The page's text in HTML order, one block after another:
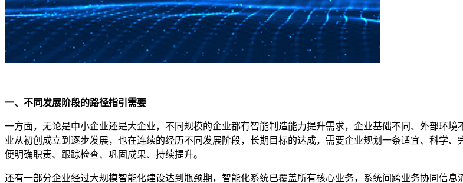
一、 不同发展阶段的路径指引需要
一方面，无论是中小企业还是大企业，不同规模的企业都有智能制造能力提升需求，企业基础不同、外部环
业从初创成立到逐步发展，也在连续的经历不同发展阶段，长期目标的达成，需要企业规划一条适宜、科学
便明确职责、跟踪检查、巩固成果、持续提升。
还有一部分企业经过大规模智能化建设达到瓶颈期，智能化系统已覆盖所有核心业务，系统间跨业务协同信